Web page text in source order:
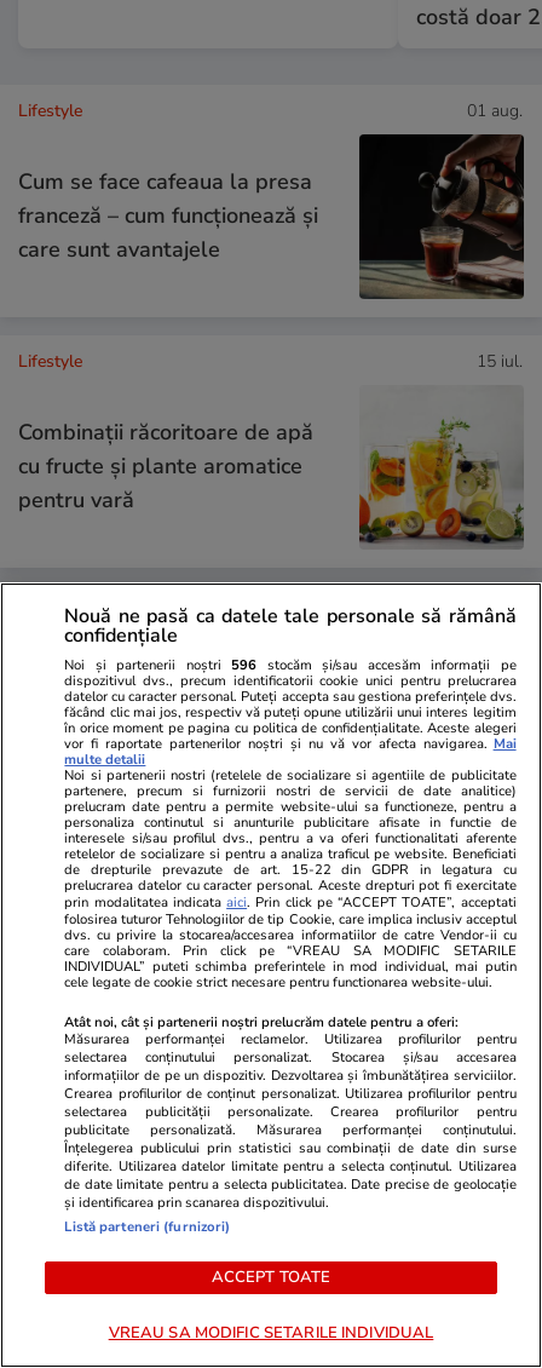
costă doar
Lifestyle 01 aug.
Cum se face cafeaua la presa
franceză – cum funcționează și
care sunt avantajele
Lifestyle 15 iul.
Combinaţii răcoritoare de apă
cu fructe şi plante aromatice
pentru vară
Lifestyle 01 aug.
Cum coci vinetele la bloc, fără
să umpli casa de fum
Stiri Mondene 17:13
„Vocea României” 2026 începe
pe 4 septembrie. Tot ce trebuie
Știri România 21:30
Prima localitate din România în
care apa va fi oprită în fiecare
noapte din cauza secetei: „Nu se
regim continuu”
Nouă ne pasă ca datele tale personale să rămână
confidențiale
Noi și partenerii noștri 596 stocăm și/sau accesăm informații pe
dispozitivul dvs., precum identificatorii cookie unici pentru prelucrarea
datelor cu caracter personal. Puteți accepta sau gestiona preferințele dvs.
făcând clic mai jos, respectiv vă puteți opune utilizării unui interes legitim
în orice moment pe pagina cu politica de confidențialitate. Aceste alegeri
vor fi raportate partenerilor noștri și nu vă vor afecta navigarea. Mai
multe detalii
Noi si partenerii nostri (retelele de socializare si agentiile de publicitate
partenere, precum si furnizorii nostri de servicii de date analitice)
prelucram date pentru a permite website-ului sa functioneze, pentru a
personaliza continutul si anunturile publicitare afisate in functie de
interesele si/sau profilul dvs., pentru a va oferi functionalitati aferente
retelelor de socializare si pentru a analiza traficul pe website. Beneficiati
de drepturile prevazute de art. 15-22 din GDPR in legatura cu
prelucrarea datelor cu caracter personal. Aceste drepturi pot fi exercitate
prin modalitatea indicataaici. Prin click pe “ACCEPT TOATE”, acceptati
folosirea tuturor Tehnologiilor de tip Cookie, care implica inclusiv acceptul
dvs. cu privire la stocarea/accesarea informatiilor de catre Vendor-ii cu
care colaboram. Prin click pe “VREAU SA MODIFIC SETARILE
INDIVIDUAL” puteti schimba preferintele in mod individual, mai putin
cele legate de cookie strict necesare pentru functionarea website-ului.
Atât noi, cât și partenerii noștri prelucrăm datele pentru a oferi:
Măsurarea performanței reclamelor. Utilizarea profilurilor pentru
selectarea conținutului personalizat. Stocarea și/sau accesarea
informațiilor de pe un dispozitiv. Dezvoltarea și îmbunătățirea serviciilor.
Crearea profilurilor de conținut personalizat. Utilizarea profilurilor pentru
selectarea publicității personalizate. Crearea profilurilor pentru
publicitate personalizată. Măsurarea performanței conținutului.
Înțelegerea publicului prin statistici sau combinații de date din surse
diferite. Utilizarea datelor limitate pentru a selecta conținutul. Utilizarea
de date limitate pentru a selecta publicitatea. Date precise de geolocație
și identificarea prin scanarea dispozitivului.
Listă parteneri (furnizori)
ACCEPT TOATE
VREAU SA MODIFIC SETARILE INDIVIDUAL